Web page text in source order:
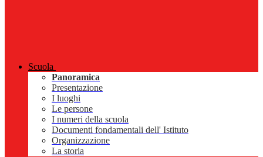
Scuola
Panoramica
Presentazione
I luoghi
Le persone
I numeri della scuola
Documenti fondamentali dell' Istituto
Organizzazione
La storia